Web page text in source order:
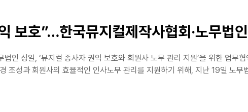
보호”…한국뮤지컬제작사협회·노무법
법인 성일, ‘뮤지컬 종사자 권익 보호와 회원사 노무 관리 지원’을 위한 업
조성과 회원사의 효율적인 인사노무 관리를 지원하기 위해, 지난 19일 노